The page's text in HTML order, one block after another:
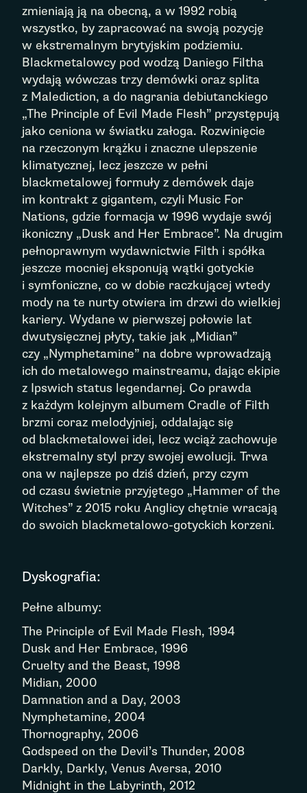
zmieniają ją na obecną, a w 1992 robią
wszystko, by zapracować na swoją pozycję
w ekstremalnym brytyjskim podziemiu.
Blackmetalowcy pod wodzą Daniego Filtha
wydają wówczas trzy demówki oraz splita
z Malediction, a do nagrania debiutanckiego
„The Principle of Evil Made Flesh” przystępują
jako ceniona w światku załoga. Rozwinięcie
na rzeczonym krążku i znaczne ulepszenie
klimatycznej, lecz jeszcze w pełni
blackmetalowej formuły z demówek daje
im kontrakt z gigantem, czyli Music For
Nations, gdzie formacja w 1996 wydaje swój
ikoniczny „Dusk and Her Embrace”. Na drugim
pełnoprawnym wydawnictwie Filth i spółka
jeszcze mocniej eksponują wątki gotyckie
i symfoniczne, co w dobie raczkującej wtedy
mody na te nurty otwiera im drzwi do wielkiej
kariery. Wydane w pierwszej połowie lat
dwutysięcznej płyty, takie jak „Midian”
czy „Nymphetamine” na dobre wprowadzają
ich do metalowego mainstreamu, dając ekipie
z Ipswich status legendarnej. Co prawda
z każdym kolejnym albumem Cradle of Filth
brzmi coraz melodyjniej, oddalając się
od blackmetalowei idei, lecz wciąż zachowuje
ekstremalny styl przy swojej ewolucji. Trwa
ona w najlepsze po dziś dzień, przy czym
od czasu świetnie przyjętego „Hammer of the
Witches” z 2015 roku Anglicy chętnie wracają
do swoich blackmetalowo-gotyckich korzeni.
Dyskografia:
Pełne albumy:
The Principle of Evil Made Flesh, 1994
Dusk and Her Embrace, 1996
Cruelty and the Beast, 1998
Midian, 2000
Damnation and a Day, 2003
Nymphetamine, 2004
Thornography, 2006
Godspeed on the Devil’s Thunder, 2008
Darkly, Darkly, Venus Aversa, 2010
Midnight in the Labyrinth, 2012